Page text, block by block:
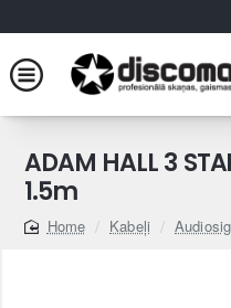
ADAM HALL 3
1.5m
home
Kabeļi